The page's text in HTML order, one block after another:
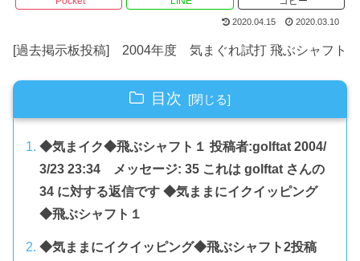
2020.04.15 2020.03.10
[過去掲示板投稿] 2004年度 気まぐれ試打 飛ぶシャフト
目次
◆気まイク◆飛ぶシャフト１ 投稿者:golftat 2004/
3/23 23:34 メッセージ: 35 これは golftat さんの
34 に対する返信です ◆気ままにイクイッピング
◆飛ぶシャフト１
◆気ままにイクイッピング◆飛ぶシャフト2投稿